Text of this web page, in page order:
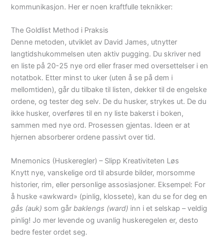
kommunikasjon. Her er noen kraftfulle teknikker:
The Goldlist Method i Praksis
Denne metoden, utviklet av David James, utnytter
langtidshukommelsen uten aktiv pugging. Du skriver ned
en liste på 20-25 nye ord eller fraser med oversettelser i en
notatbok. Etter minst to uker (uten å se på dem i
mellomtiden), går du tilbake til listen, dekker til de engelske
ordene, og tester deg selv. De du husker, strykes ut. De du
ikke husker, overføres til en ny liste bakerst i boken,
sammen med nye ord. Prosessen gjentas. Ideen er at
hjernen absorberer ordene passivt over tid.
Mnemonics (Huskeregler) – Slipp Kreativiteten Løs
Knytt nye, vanskelige ord til absurde bilder, morsomme
historier, rim, eller personlige assosiasjoner. Eksempel: For
å huske «awkward» (pinlig, klossete), kan du se for deg en
gås (auk) som gårbaklengs (ward) inn i et selskap – veldig
pinlig! Jo mer levende og uvanlig huskeregelen er, desto
bedre fester ordet seg.